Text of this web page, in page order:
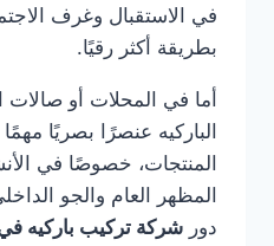
في الاستقبال وغرف
بطريقة أكثر رقيًا.
أما في المحلات أو
الباركيه عنصرًا بصريًا
المنتجات، خصوصًا في
المظهر العام والجو
دور شركة تركيب باركيه